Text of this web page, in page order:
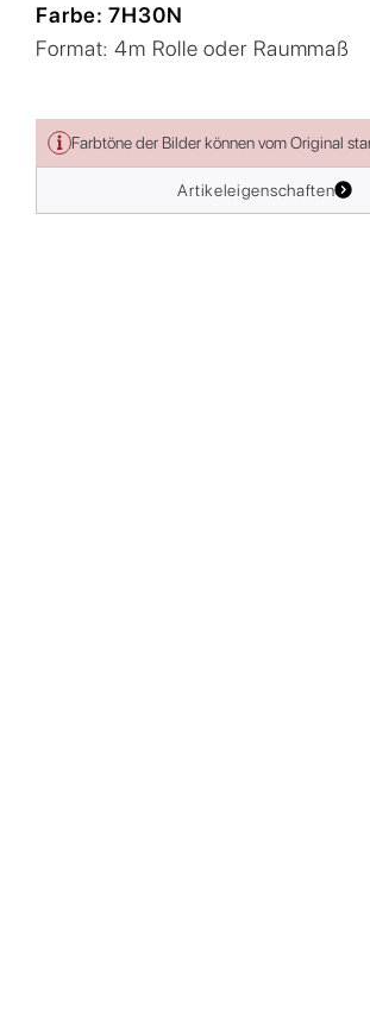
Farbe:7H30N
Format:4m Rolle oder Raummaß
Farbtöne der Bilder können vom Original
Artikeleigenschaften